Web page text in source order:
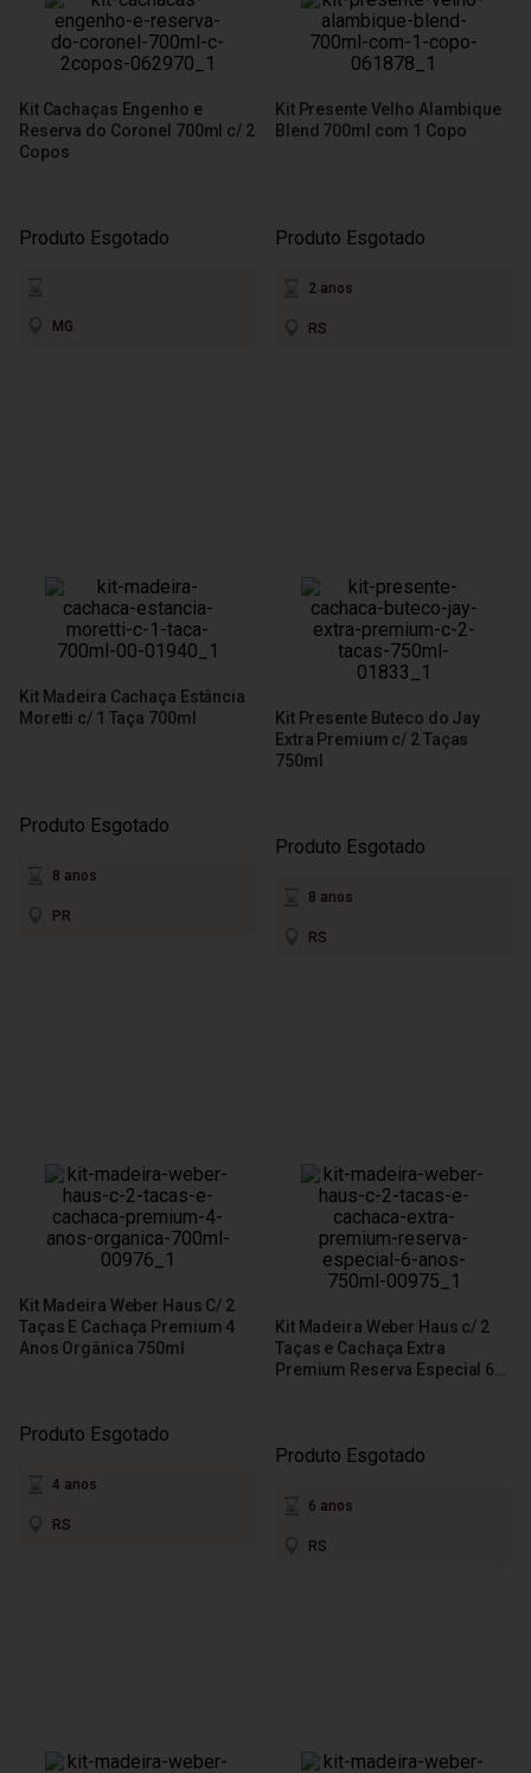
Kit Cachaças Engenho e
Reserva do Coronel 700ml c/ 2
Copos
Produto Esgotado
MG
Kit Presente Velho Alambique
Blend 700ml com 1 Copo
Produto Esgotado
2 anos
RS
Kit Madeira Cachaça Estância
Moretti c/ 1 Taça 700ml
Produto Esgotado
8 anos
PR
Kit Presente Buteco do Jay
Extra Premium c/ 2 Taças
750ml
Produto Esgotado
8 anos
RS
Kit Madeira Weber Haus C/ 2
Taças E Cachaça Premium 4
Anos Orgânica 750ml
Produto Esgotado
4 anos
RS
Kit Madeira Weber Haus c/ 2
Taças e Cachaça Extra
Premium Reserva Especial 6
Produto Esgotado
6 anos
RS